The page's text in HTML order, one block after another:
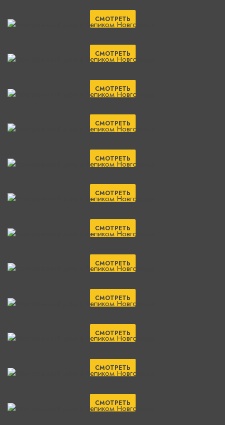
СМОТРЕТЬ
СМОТРЕТЬ
СМОТРЕТЬ
СМОТРЕТЬ
СМОТРЕТЬ
СМОТРЕТЬ
СМОТРЕТЬ
СМОТРЕТЬ
СМОТРЕТЬ
СМОТРЕТЬ
СМОТРЕТЬ
СМОТРЕТЬ